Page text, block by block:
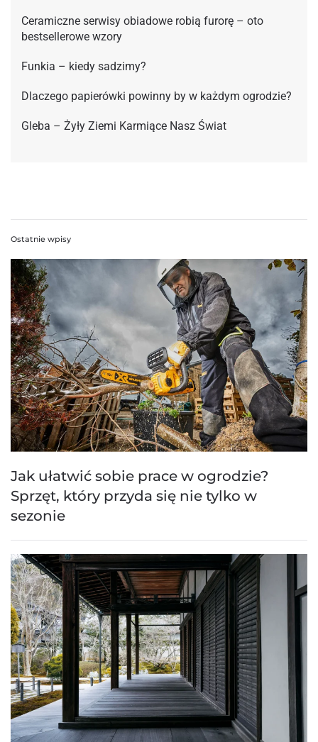
Ceramiczne serwisy obiadowe robią furorę – oto
bestsellerowe wzory
Funkia – kiedy sadzimy?
Dlaczego papierówki powinny by w każdym ogrodzie?
Gleba – Żyły Ziemi Karmiące Nasz Świat
Ostatnie wpisy
Jak ułatwić sobie prace w ogrodzie?
Sprzęt, który przyda się nie tylko w
sezonie